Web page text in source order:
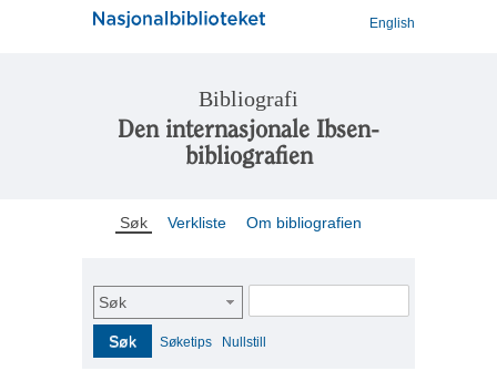
English
Bibliografi
Den internasjonale Ibsen-
bibliografien
Søk Verkliste Om bibliografien
Søk
Søk Søketips Nullstill